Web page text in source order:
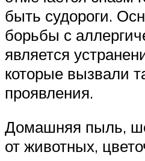
быть судороги.
борьбы с
является
которые вызвали
проявления.
Домашняя пыль,
от животных,